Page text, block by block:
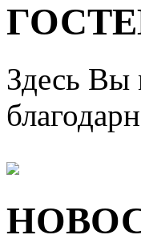
Здесь Вы